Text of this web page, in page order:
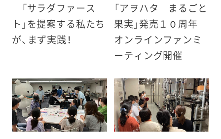
「サラダファース
ト」を提案する私たち
が、まず実践！
「アヲハタ まるごと
果実」発売１０周年
オンラインファンミ
ーティング開催